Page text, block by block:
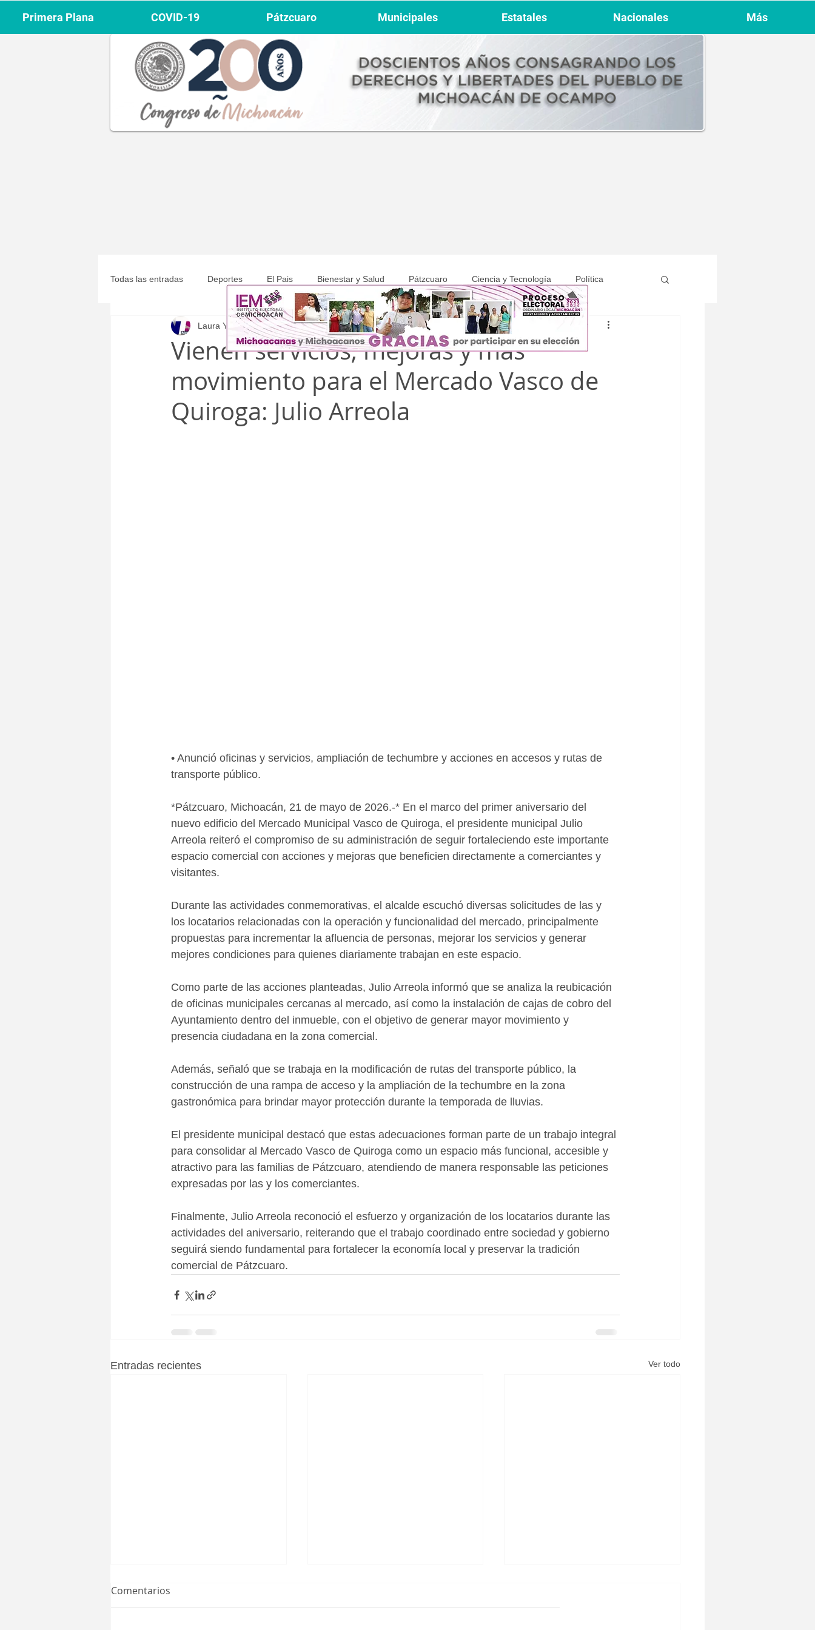
Todas las entradas Deportes El Pais Bienestar y Salud Pátzcuaro Ciencia y Tecnología Política
Michoacán Municipales COVID-19
Vienen servicios, mejoras y más
movimiento para el Mercado Vasco de
Quiroga: Julio Arreola
Laura Yépez 21 may 2 min de lectura
• Anunció oficinas y servicios, ampliación de techumbre y acciones en accesos y rutas de
transporte público.
*Pátzcuaro, Michoacán, 21 de mayo de 2026.-* En el marco del primer aniversario del
nuevo edificio del Mercado Municipal Vasco de Quiroga, el presidente municipal Julio
Arreola reiteró el compromiso de su administración de seguir fortaleciendo este importante
espacio comercial con acciones y mejoras que beneficien directamente a comerciantes y
visitantes.
Durante las actividades conmemorativas, el alcalde escuchó diversas solicitudes de las y
los locatarios relacionadas con la operación y funcionalidad del mercado, principalmente
propuestas para incrementar la afluencia de personas, mejorar los servicios y generar
mejores condiciones para quienes diariamente trabajan en este espacio.
Como parte de las acciones planteadas, Julio Arreola informó que se analiza la reubicación
de oficinas municipales cercanas al mercado, así como la instalación de cajas de cobro del
Ayuntamiento dentro del inmueble, con el objetivo de generar mayor movimiento y
presencia ciudadana en la zona comercial.
Además, señaló que se trabaja en la modificación de rutas del transporte público, la
construcción de una rampa de acceso y la ampliación de la techumbre en la zona
gastronómica para brindar mayor protección durante la temporada de lluvias.
El presidente municipal destacó que estas adecuaciones forman parte de un trabajo integral
para consolidar al Mercado Vasco de Quiroga como un espacio más funcional, accesible y
atractivo para las familias de Pátzcuaro, atendiendo de manera responsable las peticiones
expresadas por las y los comerciantes.
Finalmente, Julio Arreola reconoció el esfuerzo y organización de los locatarios durante las
actividades del aniversario, reiterando que el trabajo coordinado entre sociedad y gobierno
seguirá siendo fundamental para fortalecer la economía local y preservar la tradición
comercial de Pátzcuaro.
Entradas recientes Ver todo
Comentarios
Primera Plana COVID-19 Pátzcuaro Municipales Estatales Nacionales Más